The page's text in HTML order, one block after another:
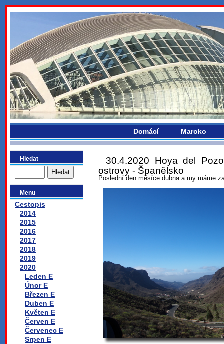
bydlikemevropou.com
Domácí Maroko
Hledat
Menu
Cestopis
2014
2015
2016
2017
2018
2019
2020
Leden E
Únor E
Březen E
Duben E
Květen E
Červen E
Červenec E
Srpen E
30.4.2020 Hoya del
ostrovy - Španělsko
Poslední den měsíce dubna a my máme